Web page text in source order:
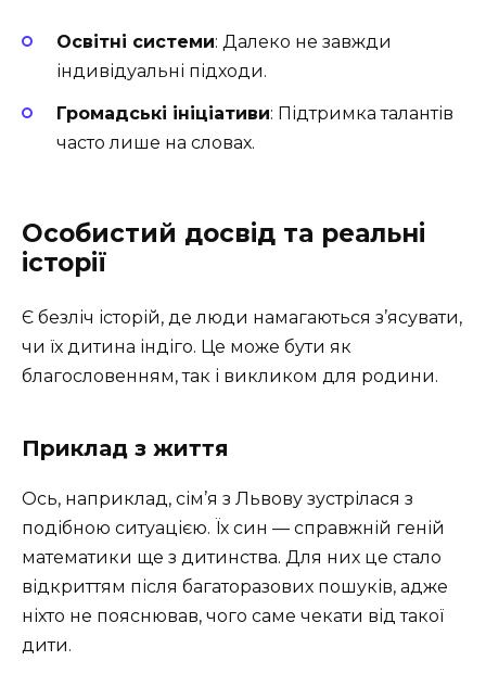
Освітні системи: Далеко не завжди
індивідуальні підходи.
Громадські ініціативи: Підтримка талантів
часто лише на словах.
Особистий досвід та реальні
історії
Є безліч історій, де люди намагаються з’ясувати,
чи їх дитина індіго. Це може бути як
благословенням, так і викликом для родини.
Приклад з життя
Ось, наприклад, сім’я з Львову зустрілася з
подібною ситуацією. Їх син — справжній геній
математики ще з дитинства. Для них це стало
відкриттям після багаторазових пошуків, адже
ніхто не пояснював, чого саме чекати від такої
дити.